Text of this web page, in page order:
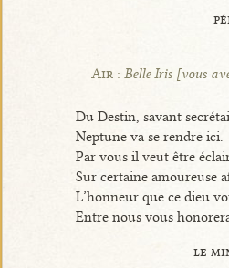
Air :Belle Iris [vous
Du Destin, savant
Neptune va se rendre ici.
Par vous il veut être
Sur certaine amoureuse
L’honneur que ce dieu
Entre nous vous
le